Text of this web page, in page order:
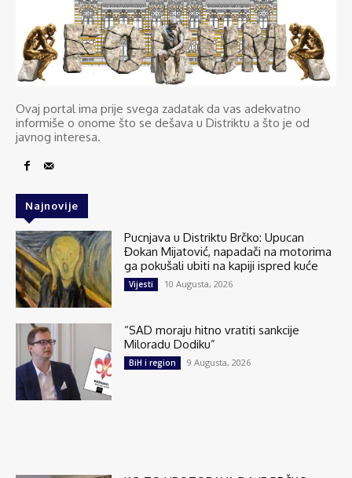
Ovaj portal ima prije svega zadatak da vas adekvatno
informiše o onome što se dešava u Distriktu a što je od
javnog interesa.
Najnovije
Pucnjava u Distriktu Brčko: Upucan
Đokan Mijatović, napadači na motorima
ga pokušali ubiti na kapiji ispred kuće
Vijesti 10 Augusta, 2026
“SAD moraju hitno vratiti sankcije
Miloradu Dodiku”
BiH i region 9 Augusta, 2026